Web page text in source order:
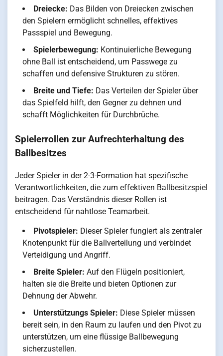
Dreiecke: Das Bilden von Dreiecken zwischen
den Spielern ermöglicht schnelles, effektives
Passspiel und Bewegung.
Spielerbewegung: Kontinuierliche Bewegung
ohne Ball ist entscheidend, um Passwege zu
schaffen und defensive Strukturen zu stören.
Breite und Tiefe: Das Verteilen der Spieler über
das Spielfeld hilft, den Gegner zu dehnen und
schafft Möglichkeiten für Durchbrüche.
Spielerrollen zur Aufrechterhaltung des
Ballbesitzes
Jeder Spieler in der 2-3-Formation hat spezifische
Verantwortlichkeiten, die zum effektiven Ballbesitzspiel
beitragen. Das Verständnis dieser Rollen ist
entscheidend für nahtlose Teamarbeit.
Pivotspieler: Dieser Spieler fungiert als zentraler
Knotenpunkt für die Ballverteilung und verbindet
Verteidigung und Angriff.
Breite Spieler: Auf den Flügeln positioniert,
halten sie die Breite und bieten Optionen zur
Dehnung der Abwehr.
Unterstützungs Spieler: Diese Spieler müssen
bereit sein, in den Raum zu laufen und den Pivot zu
unterstützen, um eine flüssige Ballbewegung
sicherzustellen.